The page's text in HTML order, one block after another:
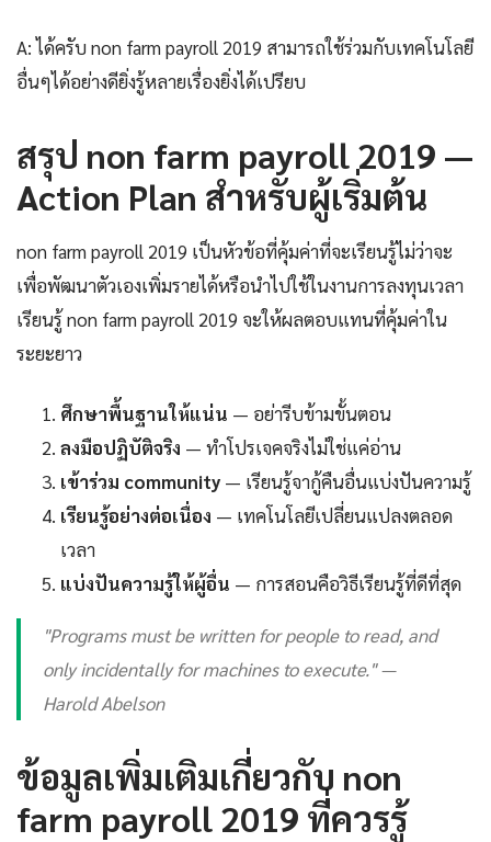
A: ได้ครับ non farm payroll 2019 สามารถใช้ร่วมกับเทคโนโลยี
อื่นๆได้อย่างดียิ่งรู้หลายเรื่องยิ่งได้เปรียบ
สรุป non farm payroll 2019 —
Action Plan สำหรับผู้เริ่มต้น
non farm payroll 2019 เป็นหัวข้อที่คุ้มค่าที่จะเรียนรู้ไม่ว่าจะ
เพื่อพัฒนาตัวเองเพิ่มรายได้หรือนำไปใช้ในงานการลงทุนเวลา
เรียนรู้ non farm payroll 2019 จะให้ผลตอบแทนที่คุ้มค่าใน
ระยะยาว
ศึกษาพื้นฐานให้แน่น — อย่ารีบข้ามขั้นตอน
ลงมือปฏิบัติจริง — ทำโปรเจคจริงไม่ใช่แค่อ่าน
เข้าร่วม community — เรียนรู้จากู้คืนอื่นแบ่งปันความรู้
เรียนรู้อย่างต่อเนื่อง — เทคโนโลยีเปลี่ยนแปลงตลอด
เวลา
แบ่งปันความรู้ให้ผู้อื่น — การสอนคือวิธีเรียนรู้ที่ดีที่สุด
"Programs must be written for people to read, and
only incidentally for machines to execute." —
Harold Abelson
ข้อมูลเพิ่มเติมเกี่ยวกับ non
farm payroll 2019 ที่ควรรู้